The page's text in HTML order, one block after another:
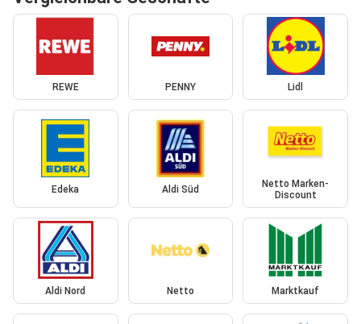
REWE PENNY Lidl
Edeka Aldi Süd
Netto Marken-
Discount
Aldi Nord Netto Marktkauf